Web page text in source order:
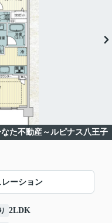
た不動産～ルピナス八王子
ーション
2LDK